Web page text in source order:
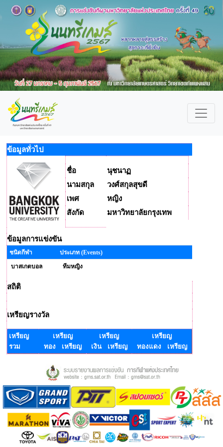
ข้อมูลทั่วไป
ชื่อ
นุชนาฏ
นามสกุล
วงศ์สกุลสุขดี
เพศ
หญิง
สังกัด
มหาวิทยาลัยกรุงเทพ
ข้อมูลการแข่งขัน
ชนิดกีฬา
ประเภท (Events)
บาสเกตบอล
ทีมหญิง
สถิติ
เหรียญรางวัล
เหรียญ
รวม
เหรียญ
ทอง เหรียญ
เหรียญ
เงิน เหรียญ
เหรียญ
ทองแดง เหรียญ